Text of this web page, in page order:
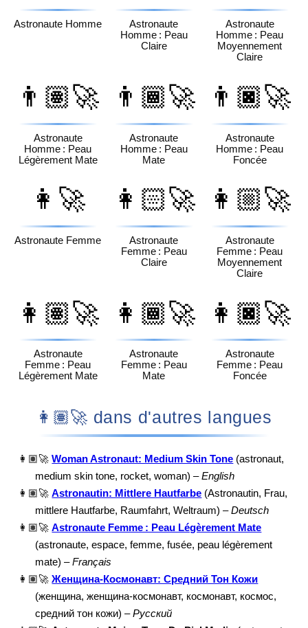
Astronaute Homme
Astronaute
Homme : Peau
Claire
Astronaute
Homme : Peau
Moyennement
Claire
👨🏽‍🚀
Astronaute
Homme : Peau
Légèrement Mate
👨🏾‍🚀
Astronaute
Homme : Peau
Mate
👨🏿‍🚀
Astronaute
Homme : Peau
Foncée
👩‍🚀
Astronaute Femme
👩🏻‍🚀
Astronaute
Femme : Peau
Claire
👩🏼‍🚀
Astronaute
Femme : Peau
Moyennement
Claire
👩🏽‍🚀
Astronaute
Femme : Peau
Légèrement Mate
👩🏾‍🚀
Astronaute
Femme : Peau
Mate
👩🏿‍🚀
Astronaute
Femme : Peau
Foncée
👩🏽‍🚀 dans d'autres langues
👩🏽‍🚀 Woman Astronaut: Medium Skin Tone (astronaut,
medium skin tone, rocket, woman) –English
👩🏽‍🚀 Astronautin: Mittlere Hautfarbe (Astronautin, Frau,
mittlere Hautfarbe, Raumfahrt, Weltraum) –Deutsch
👩🏽‍🚀 Astronaute Femme : Peau Légèrement Mate
(astronaute, espace, femme, fusée, peau légèrement
mate) –Français
👩🏽‍🚀 Женщина-Космонавт: Средний Тон Кожи
(женщина, женщина-космонавт, космонавт, космос,
средний тон кожи) –Русский